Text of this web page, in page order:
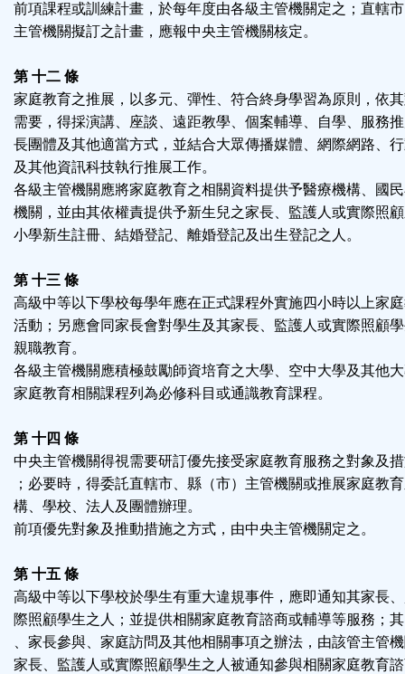
前項課程或訓練計畫，於每年度由各級主管機關定之；直轄
主管機關擬訂之計畫，應報中央主管機關核定。
第 十二 條
家庭教育之推展，以多元、彈性、符合終身學習為原則，依
需要，得採演講、座談、遠距教學、個案輔導、自學、服務
長團體及其他適當方式，並結合大眾傳播媒體、網際網路、
及其他資訊科技執行推展工作。
各級主管機關應將家庭教育之相關資料提供予醫療機構、國
機關，並由其依權責提供予新生兒之家長、監護人或實際照
小學新生註冊、結婚登記、離婚登記及出生登記之人。
第 十三 條
高級中等以下學校每學年應在正式課程外實施四小時以上家
活動；另應會同家長會對學生及其家長、監護人或實際照顧
親職教育。
各級主管機關應積極鼓勵師資培育之大學、空中大學及其他
家庭教育相關課程列為必修科目或通識教育課程。
第 十四 條
中央主管機關得視需要研訂優先接受家庭教育服務之對象及
；必要時，得委託直轄市、縣（市）主管機關或推展家庭教
構、學校、法人及團體辦理。
前項優先對象及推動措施之方式，由中央主管機關定之。
第 十五 條
高級中等以下學校於學生有重大違規事件，應即通知其家長
際照顧學生之人；並提供相關家庭教育諮商或輔導等服務；
、家長參與、家庭訪問及其他相關事項之辦法，由該管主管
家長、監護人或實際照顧學生之人被通知參與相關家庭教育